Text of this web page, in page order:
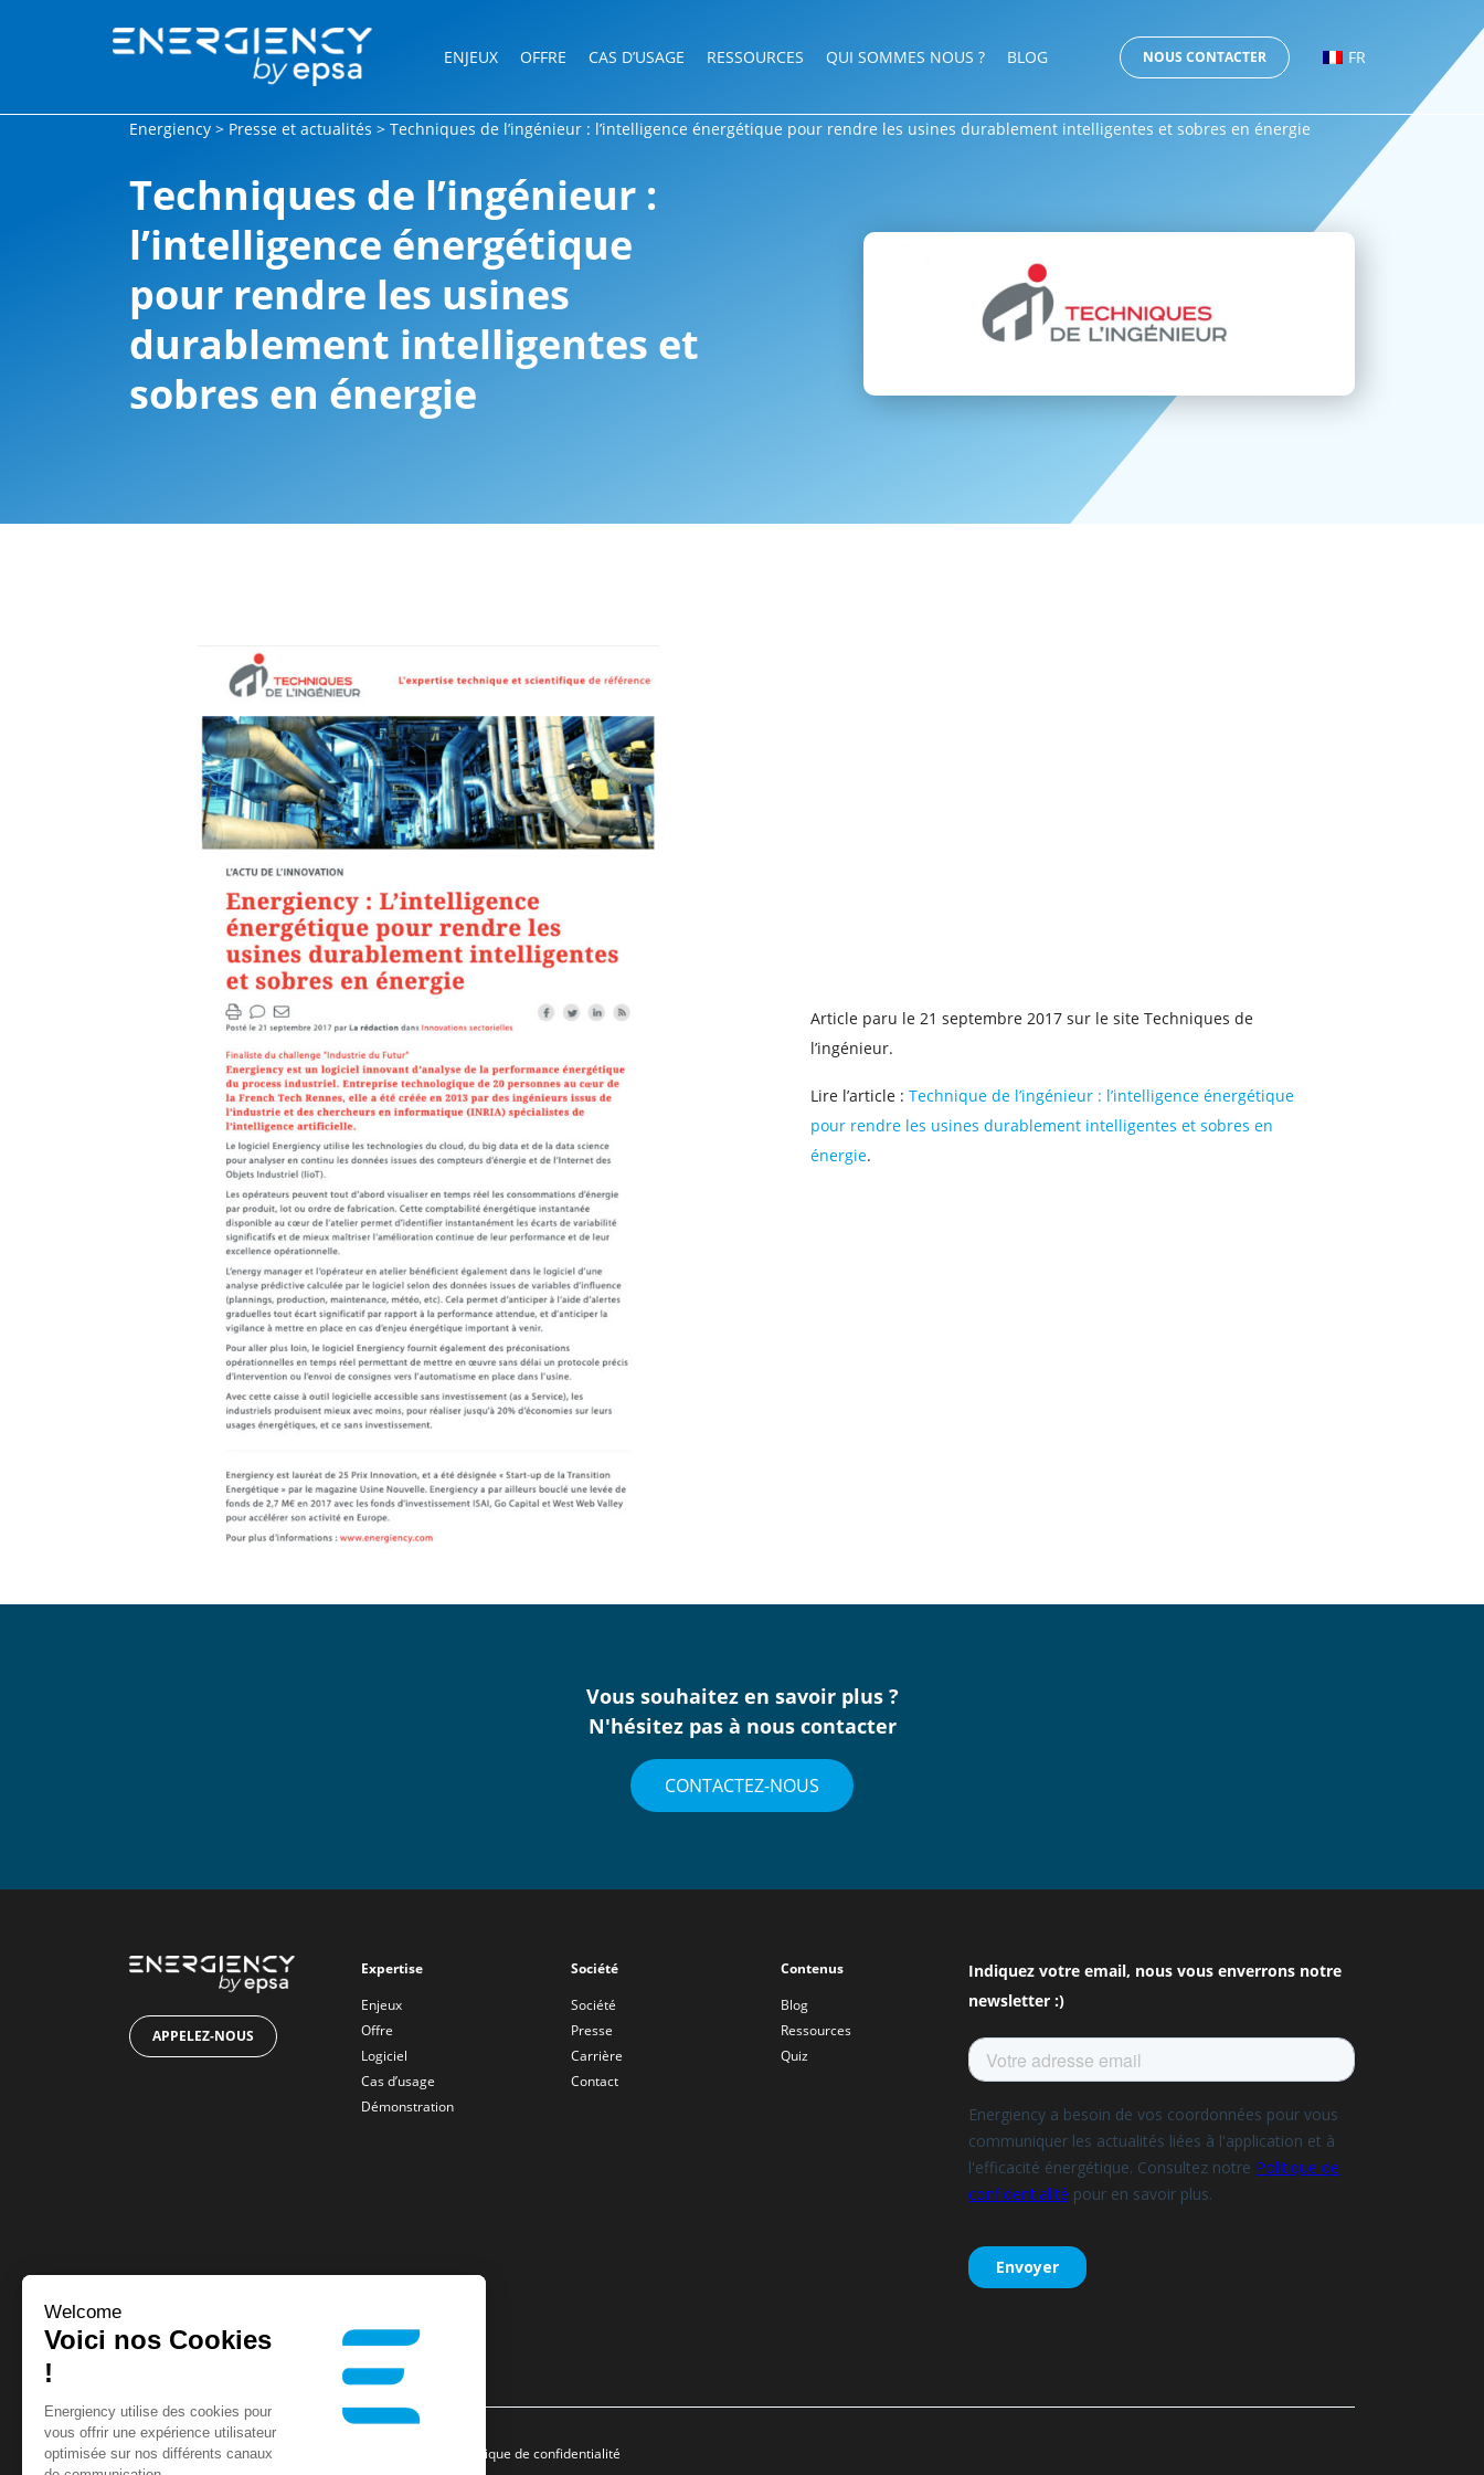
ENJEUX OFFRE CAS D’USAGE RESSOURCES QUI SOMMES NOUS ? BLOG NOUS CONTACTER FR
Energiency > Presse et actualités > Techniques de l’ingénieur : l’intelligence énergétique pour rendre les usines durablement intelligentes et sobres en énergie
Techniques de l’ingénieur :
l’intelligence énergétique
pour rendre les usines
durablement intelligentes et
sobres en énergie
Article paru le 21 septembre 2017 sur le site Techniques de
l’ingénieur.
Lire l’article :Technique de l’ingénieur : l’intelligence énergétique
pour rendre les usines durablement intelligentes et sobres en
énergie.
Vous souhaitez en savoir plus ?
N'hésitez pas à nous contacter
CONTACTEZ-NOUS
APPELEZ-NOUS
Expertise
Enjeux
Offre
Logiciel
Cas d’usage
Démonstration
Société
Société
Presse
Carrière
Contact
Contenus
Blog
Ressources
Quiz
Indiquez votre email, nous vous enverrons notre
newsletter :)
Energiency, tous droits réservés – Politique de confidentialité
Welcome
Voici nos Cookies
!
Energiency utilise des cookies pour
vous offrir une expérience utilisateur
optimisée sur nos différents canaux